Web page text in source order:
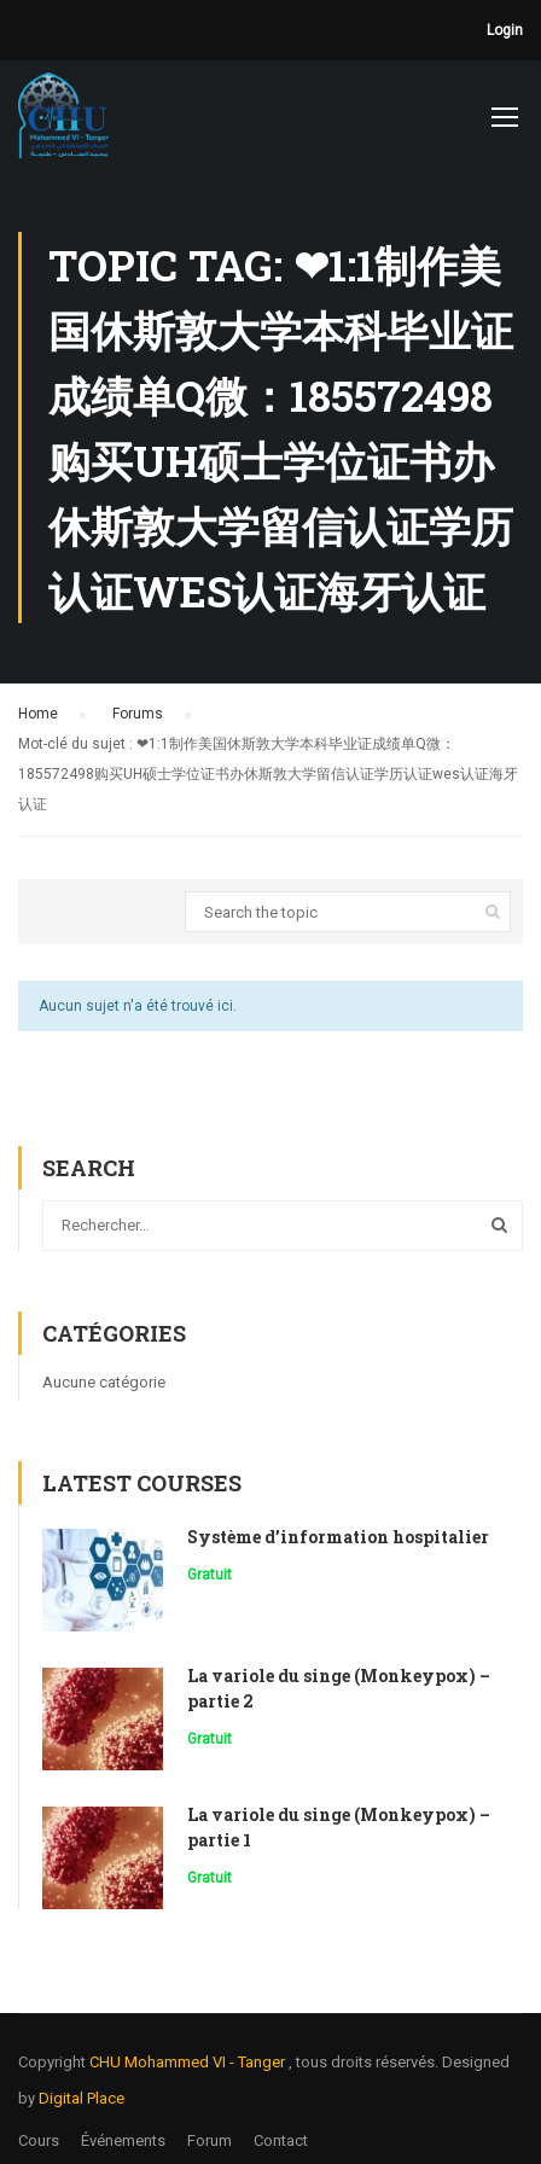
Login
TOPIC TAG: ❤1:1制作美
国休斯敦大学本科毕业证
成绩单Q微：185572498
购买UH硕士学位证书办
休斯敦大学留信认证学历
认证WES认证海牙认证
Home Forums
Mot-clé du sujet : ❤1:1制作美国休斯敦大学本科毕业证成绩单Q微：
185572498购买UH硕士学位证书办休斯敦大学留信认证学历认证wes认证海牙
认证
Aucun sujet n'a été trouvé ici.
SEARCH
CATÉGORIES
Aucune catégorie
LATEST COURSES
Système d’information hospitalier
Gratuit
La variole du singe (Monkeypox) –
partie 2
Gratuit
La variole du singe (Monkeypox) –
partie 1
Gratuit
Copyright CHU Mohammed VI - Tanger , tous droits réservés. Designed
by Digital Place
Cours Événements Forum Contact